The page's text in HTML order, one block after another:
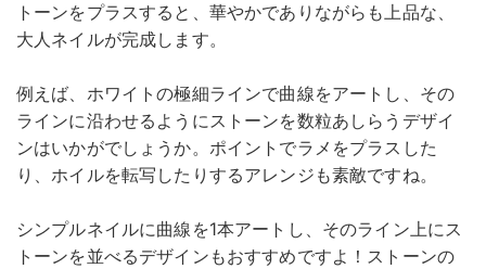
トーンをプラスすると、華やかでありながらも上品な、
大人ネイルが完成します。
例えば、ホワイトの極細ラインで曲線をアートし、その
ラインに沿わせるようにストーンを数粒あしらうデザイ
ンはいかがでしょうか。ポイントでラメをプラスした
り、ホイルを転写したりするアレンジも素敵ですね。
シンプルネイルに曲線を1本アートし、そのライン上にス
トーンを並べるデザインもおすすめですよ！ストーンの